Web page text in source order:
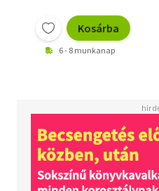
Kosárba
6 - 8 munkanap